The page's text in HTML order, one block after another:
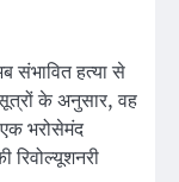
संभावित हत्या से
के अनुसार, वह
भरोसेमंद
रिवोल्यूशनरी